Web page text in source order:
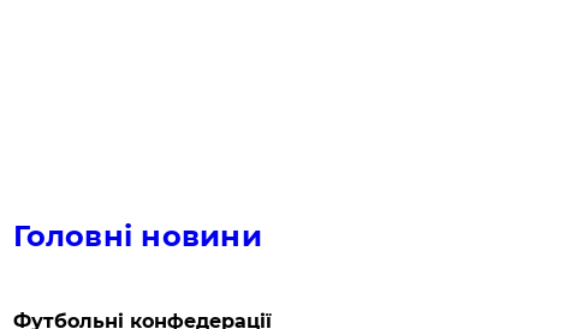
Головні новини
Футбольні конфедерації